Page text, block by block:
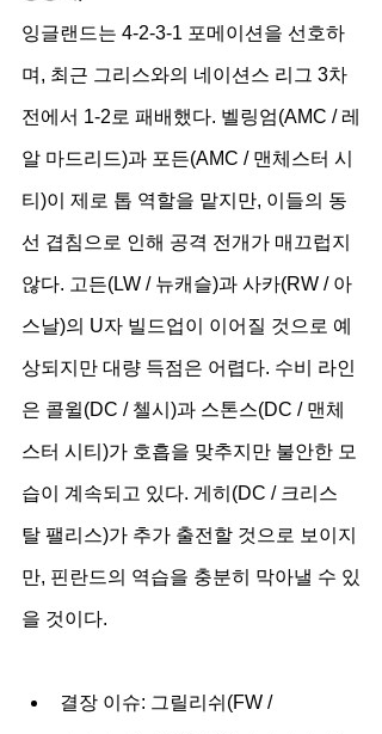
잉글랜드는 4-2-3-1 포메이션을 선호하
며, 최근 그리스와의 네이션스 리그 3차
전에서 1-2로 패배했다. 벨링엄(AMC / 레
알 마드리드)과 포든(AMC / 맨체스터 시
티)이 제로 톱 역할을 맡지만, 이들의 동
선 겹침으로 인해 공격 전개가 매끄럽지
않다. 고든(LW / 뉴캐슬)과 사카(RW / 아
스날)의 U자 빌드업이 이어질 것으로 예
상되지만 대량 득점은 어렵다. 수비 라인
은 콜윌(DC / 첼시)과 스톤스(DC / 맨체
스터 시티)가 호흡을 맞추지만 불안한 모
습이 계속되고 있다. 게히(DC / 크리스
탈 팰리스)가 추가 출전할 것으로 보이지
만, 핀란드의 역습을 충분히 막아낼 수 있
을 것이다.
결장 이슈: 그릴리쉬(FW /